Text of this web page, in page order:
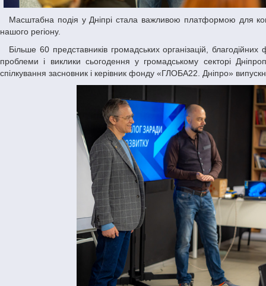
Масштабна подія у Дніпрі стала важливою платформою для комунікації між громадським сектором, волонтерами та державними структурами
нашого регіону.
Більше 60 представників громадських організацій, благодійних фондів, державних та недержавних інституцій зібралися разом, аби обговорити
проблеми і виклики сьогодення у громадському секторі
спілкування засновник і керівник фонду «ГЛОБА22. Дніпро»